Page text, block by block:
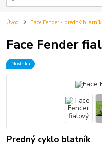
Úvod Face Fender - predný blatník
Face Fender
Novinka
Predný cyklo blatník